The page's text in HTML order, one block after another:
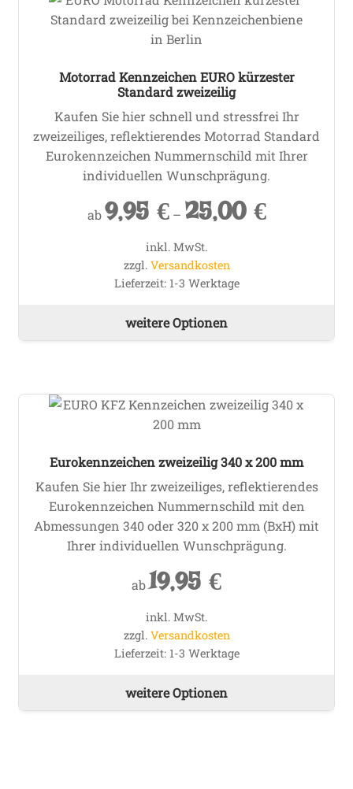
Motorrad Kennzeichen EURO kürzester
Standard zweizeilig
Kaufen Sie hier schnell und stressfrei Ihr
zweizeiliges, reflektierendes Motorrad Standard
Eurokennzeichen Nummernschild mit Ihrer
individuellen Wunschprägung.
ab9,95€– 25,00€
inkl. MwSt.
zzgl. Versandkosten
Lieferzeit: 1-3 Werktage
weitere Optionen
Eurokennzeichen zweizeilig 340 x 200 mm
Kaufen Sie hier Ihr zweizeiliges, reflektierendes
Eurokennzeichen Nummernschild mit den
Abmessungen 340 oder 320 x 200 mm (BxH) mit
Ihrer individuellen Wunschprägung.
ab19,95€
inkl. MwSt.
zzgl. Versandkosten
Lieferzeit: 1-3 Werktage
weitere Optionen